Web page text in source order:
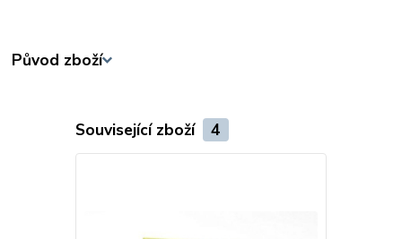
Původ zboží
Související zboží 4